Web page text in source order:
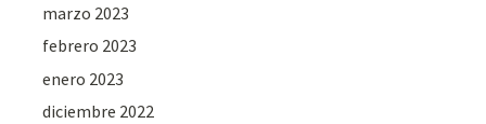
marzo 2023
febrero 2023
enero 2023
diciembre 2022